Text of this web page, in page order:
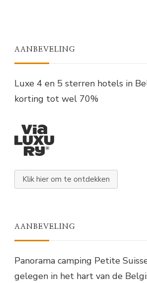
AANBEVELING
Luxe 4 en 5 sterren hotels in
korting tot wel 70%
Klik hier om te ontdekken
AANBEVELING
Panorama camping Petite
gelegen in het hart van de